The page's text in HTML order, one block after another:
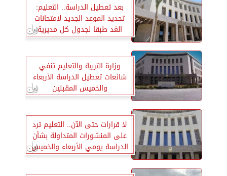
بعد تعطيل الدراسة.. التعليم:
تحديد الموعد الجديد لامتحانات
الغد طبقا لجدول كل مديرية
تعليمية
وزارة التربية والتعليم تنفي
شائعات تعطيل الدراسة الأربعاء
والخميس المقبلين
لا قرارات حتى الآن.. التعليم ترد
على المنشورات المتداولة بشأن
الدراسة يومي الأربعاء والخميس